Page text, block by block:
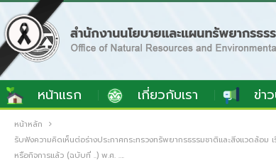
หน้าแรก เกี่ยวกับเรา ข่า
หน้าหลัก
รับฟังความคิดเห็นต่อร่างประกาศกระทรวงทรัพยากรธรรมชาติและสิ่งแวดล้อ
หรือกิจการแล้ว (ฉบับที่ ..) พ.ศ. ….